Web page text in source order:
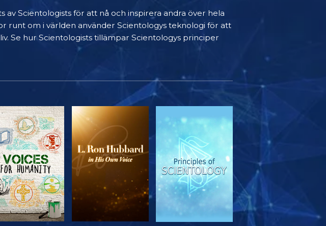
av Scientologists för att nå och inspirera andra över hela
runt om i världen använder Scientologys teknologi för att
Se hur Scientologists tillämpar Scientologys principer